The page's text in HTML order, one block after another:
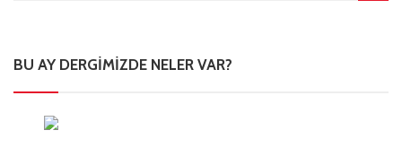
BU AY DERGIMIZDE NELER VAR?